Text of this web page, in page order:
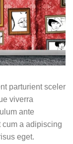
parturient sceler
viverra
ante
a adipiscing
eget.